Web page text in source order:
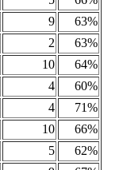
9
63%
2
63%
10
64%
4
60%
4
71%
10
66%
5
62%